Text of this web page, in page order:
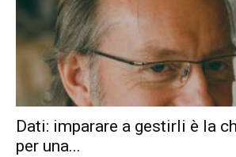
Dati: imparare a gestirli è la
per una...